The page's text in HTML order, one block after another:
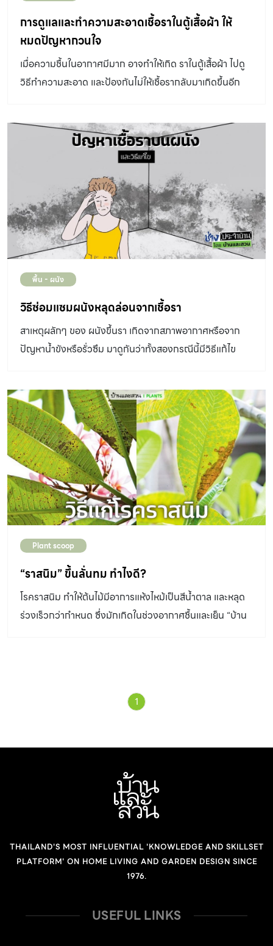
น้ำซึม 3. ป้องกันน้ำฝนไหลย้อนและคราบน้ำ ลดความเสียหาย
จากน้ำฝนได้ด้วยการทำขอบคานเอียงเข้าจะช่วยลดการเกิด
คราบน้ำที่ผนังได้ ยกระดับฝ้าชายคาให้สูงกว่าขอบคาน
ป้องกันฝ้าเสียหายจากน้ำฝน และทำ “บัวหยดน้ำ” ป้องกันน้ำ
ฝนไหลย้อนเข้าบ้าน 4. ป้องกันความชื้นจากดิน ถ้าจำเป็นต้อง
หรือเทคอนกรีตรองพื้นก่อนทำพื้นบ้าน พร้อมทำระดับท้อง
รางระบายน้ำให้ต่ำเพื่อช่วยให้ระบายน้ำได้เร็ว (แต่ต้องไม่ต่ำ
กว่าทางระบายน้ำสาธารณะ) […]
การดูแลและทำความสะอาดเชื้อราในตู้เสื้อผ้า ให้
หมดปัญหากวนใจ
เมื่อความชื้นในอากาศมีมาก อาจทำให้เกิด ราในตู้เสื้อผ้า ไปดู
วิธีทำความสะอาด และป้องกันไม่ให้เชื้อรากลับมาเกิดขึ้นอีก
พื้น - ผนัง
วิธีซ่อมแซมผนังหลุดล่อนจากเชื้อรา
สาเหตุผลักๆ ของ ผนังขึ้นรา เกิดจากสภาพอากาศหรือจาก
ปัญหาน้ำขังหรือรั่วซึม มาดูกันว่าทั้งสองกรณีนี้มีวิธีแก้ไข
ราเติบโตได้ดี เชื้อราบนผนังอาจเกิดขึ้นได้จากหลายสาเหตุ แต่
หลักๆ แบ่งออกได้เป็น 2 กรณี โดยมีวิธีแก้ไขที่แตกต่างกัน
ดังนี้ ผนังขึ้นรา กรณีที่ 1 | เกิดจากสภาวะอากาศทั่วไป พื้นที่
ดังกล่าวอาจประสบปัญหาเรื่องความชื้นโดยตรง มีสภาวะ
แวดล้อมและอุณหภูมิที่เหมาะสมกับการเติบโตของเชื้อรา อาทิ
ผนังบ้านภายนอกบริเวณชั้นล่างเกิดคราบเชื้อรา และผนังแตก
ล่อนมักเป็นผนังที่อยู่ติดกับสนามหญ้าและสวน จึงเป็นไปได้ว่า
ปัญหา 1. สำหรับ “ผนังภายนอก” ให้เริ่มลอกสีผนังออก โดยใช้
เกรียงขูดผนังให้เรียบร้อย ส่วน “ผนังภายใน” ให้ขัดล้าง ขูดสี
และกำจัดเชื้อราออก ควรทิ้งให้ผนังคายความชื้นประมาณ 1
วัน 2. สำหรับ “ผนังภายนอก” ให้ทาน้ำยากันซึมบนผิวผนังให้
ชุ่ม ปล่อยให้แห้งสนิทก่อนทาสี ส่วน “ผนังภายใน” ทาน้ำยาฆ่า
Plant scoop
“ราสนิม” ขึ้นลั่นทม ทำไงดี?
โรคราสนิม ทำให้ต้นไม้มีอาการแห้งไหม้เป็นสีน้ำตาล และหลุด
ร่วงเร็วกว่ากำหนด ซึ่งมักเกิดในช่วงอากาศชื้นและเย็น “บ้าน
1
THAILAND'S MOST INFLUENTIAL 'KNOWLEDGE AND SKILLSET
PLATFORM' ON HOME LIVING AND GARDEN DESIGN SINCE
1976.
USEFUL LINKS